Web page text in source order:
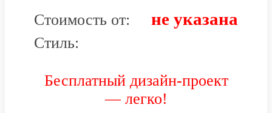
Стоимость от: не указана
Стиль:
Бесплатный дизайн-проект
— легко!